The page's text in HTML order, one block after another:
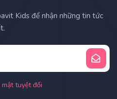
Kids để nhận những tin tức
tuyệt đối